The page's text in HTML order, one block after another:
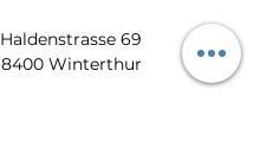
Haldenstrasse 69
8400 Winterthur